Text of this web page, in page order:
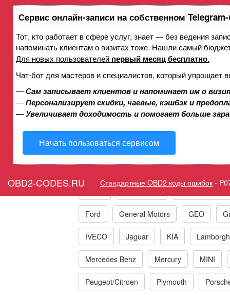
Сервис онлайн-записи на собственном
Тот, кто работает в сфере услуг, знает — без ведения
напоминать клиентам о визитах тоже. Нашли самый
Для новых пользователей первый месяц бесплатно.
Чат-бот для мастеров и специалистов, который упрощает
—Сам записывает клиентов и напоминает им о
—Персонализирует скидки, чаевые, кэшбэк и
—Увеличивает доходимость и помогает больше
Начать пользоваться сервисом
OBD2-CODES.RU Стандартные OBD2 коды ошибок -
Ошибка P07A8
функционирование или
Горит ошибка Check
Element D
Коды ошибок
Ford General Motors GEO
IVECO Jaguar KIA
Mercedes Benz Mercury MINI
Peugeot/Citroen Plymouth